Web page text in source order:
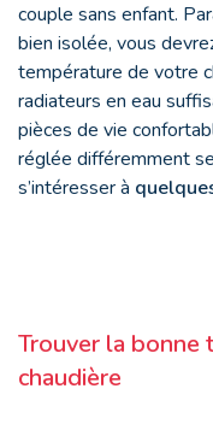
couple sans enfant.
bien isolée, vous
température de votre
radiateurs en eau
pièces de vie
réglée différemment
s’intéresser à
Trouver la bonne
chaudière